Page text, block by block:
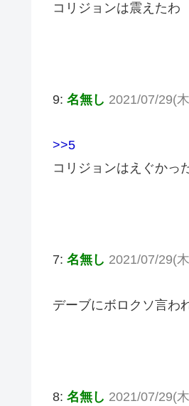
コリジョンは震えたわ
9: 名無し 2021/07/29(
>>5
コリジョンはえぐかっ
7: 名無し 2021/07/29(
デーブにボロクソ言わ
8: 名無し 2021/07/29(